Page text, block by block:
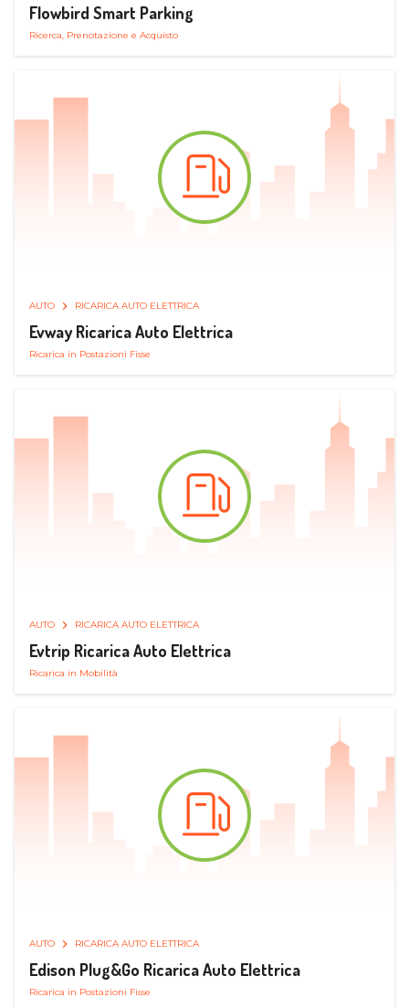
Flowbird Smart Parking
Ricerca, Prenotazione e Acquisto
AUTO RICARICA AUTO ELETTRICA
Evway Ricarica Auto Elettrica
Ricarica in Postazioni Fisse
AUTO RICARICA AUTO ELETTRICA
Evtrip Ricarica Auto Elettrica
Ricarica in Mobilità
AUTO RICARICA AUTO ELETTRICA
Edison Plug&Go Ricarica Auto Elettrica
Ricarica in Postazioni Fisse